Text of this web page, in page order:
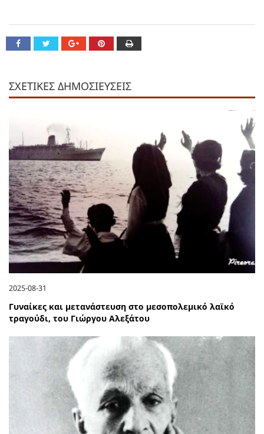
ΣΧΕΤΙΚΕΣ ΔΗΜΟΣΙΕΥΣΕΙΣ
2025-08-31
Γυναίκες και μετανάστευση στο μεσοπολεμικό λαϊκό
τραγούδι, του Γιώργου Αλεξάτου